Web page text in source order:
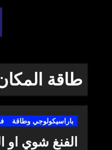
طاقة
باراسيكولوجي وطاقة